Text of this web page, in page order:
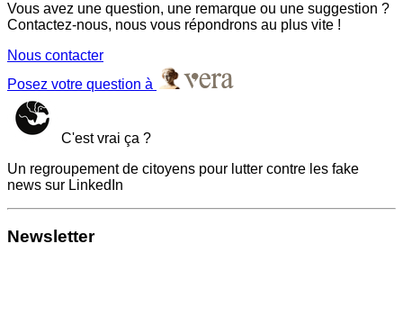
Vous avez une question, une remarque ou une suggestion ?
Contactez-nous, nous vous répondrons au plus vite !
Nous contacter
Posez votre question à
C'est vrai ça ?
Un regroupement de citoyens pour lutter contre les fake
news sur LinkedIn
Newsletter